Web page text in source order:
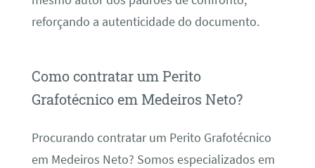
reforçando a autenticidade do documento.
Como contratar um Perito
Grafotécnico em Medeiros Neto?
Procurando contratar um Perito Grafotécnico
em Medeiros Neto? Somos especializados em